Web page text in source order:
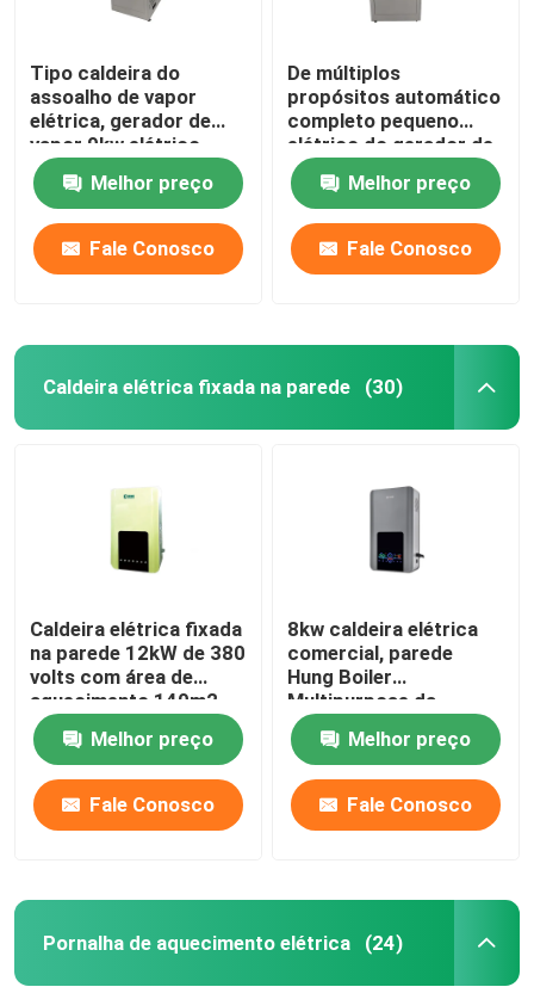
Tipo caldeira do
assoalho de vapor
elétrica, gerador de
vapor 9kw elétrico
industrial automático
Melhor preço
Fale Conosco
De múltiplos
propósitos automático
completo pequeno
elétrico do gerador de
vapor 10kw
Melhor preço
Fale Conosco
Caldeira elétrica fixada na parede (30)
Caldeira elétrica fixada
na parede 12kW de 380
volts com área de
aquecimento 140m2
Melhor preço
Fale Conosco
8kw caldeira elétrica
comercial, parede
Hung Boiler
Multipurpose da
eficiência elevada
Melhor preço
Fale Conosco
Pornalha de aquecimento elétrica (24)